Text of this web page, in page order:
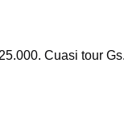
Cuasi tour